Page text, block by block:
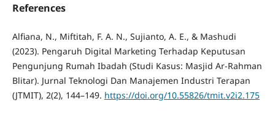
References
Alfiana, N., Miftitah, F. A. N., Sujianto, A. E., & Mashudi
(2023). Pengaruh Digital Marketing Terhadap Keputusan
Pengunjung Rumah Ibadah (Studi Kasus: Masjid Ar-Rahman
Blitar). Jurnal Teknologi Dan Manajemen Industri Terapan
(JTMIT), 2(2), 144–149. https://doi.org/10.55826/tmit.v2i2.175